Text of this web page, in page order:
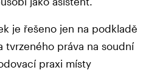
je řešeno jen na podkladě
tvrzeného práva na soudní
praxi místy